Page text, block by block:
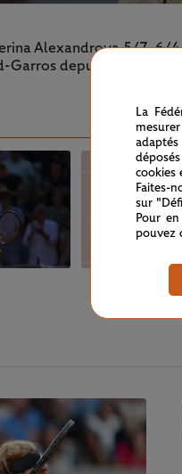
Alexandrova 5/7, 6/
Garros depuis Patricia
La
cookies
Faites-
sur
Pour
pouvez